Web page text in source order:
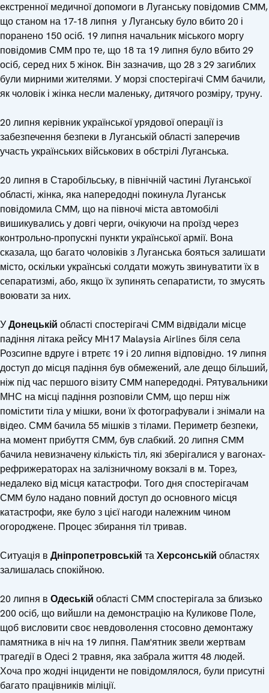
екстренної медичної допомоги в Луганську повідомив СMM,
що станом на 17-18 липня у Луганську було вбито 20 і
поранено 150 осіб. 19 липня начальник міського моргу
повідомив СMM про те, що 18 та 19 липня було вбито 29
осіб, серед них 5 жінок. Він зазначив, що 28 з 29 загиблих
були мирними жителями. У морзі спостерігачі СMM бачили,
як чоловік і жінка несли маленьку, дитячого розміру, труну.
20 липня керівник української урядової операції із
забезпечення безпеки в Луганській області заперечив
участь українських військових в обстрілі Луганська.
20 липня в Старобільську, в північній частині Луганської
області, жінка, яка напередодні покинула Луганськ
повідомила СMM, що на півночі міста автомобілі
вишикувались у довгі черги, очікуючи на проїзд через
контрольно-пропускні пункти української армії. Вона
сказала, що багато чоловіків з Луганська бояться залишати
місто, оскільки українські солдати можуть звинуватити їх в
сепаратизмі, або, якщо їх зупинять сепаратисти, то змусять
воювати за них.
УДонецькій області спостерігачі СMM відвідали місце
падіння літака рейсу MH17 Malaysia Airlines біля села
Розсипне вдруге і втретє 19 і 20 липня відповідно. 19 липня
доступ до місця падіння був обмежений, але дещо більший,
ніж під час першого візиту СMM напередодні. Рятувальники
МНС на місці падіння розповіли СMM, що перш ніж
помістити тіла у мішки, вони їх фотографували і знімали на
відео. СMM бачила 55 мішків з тілами. Периметр безпеки,
на момент прибуття СMM, був слабкий. 20 липня СMM
бачила невизначену кількість тіл, які зберігалися у вагонах-
рефрижераторах на залізничному вокзалі в м. Торез,
недалеко від місця катастрофи. Того дня спостерігачам
СMM було надано повний доступ до основного місця
катастрофи, яке було з цієї нагоди належним чином
огороджене. Процес збирання тіл тривав.
Ситуація в Дніпропетровській таХерсонській областях
залишалась спокійною.
20 липня в Одеській області СMM спостерігала за близько
200 осіб, що вийшли на демонстрацію на Куликове Поле,
щоб висловити своє невдоволення стосовно демонтажу
памятника в ніч на 19 липня. Пам'ятник звели жертвам
трагедії в Одесі 2 травня, яка забрала життя 48 людей.
Хоча про жодні інциденти не повідомлялося, були присутні
багато працівників міліції.